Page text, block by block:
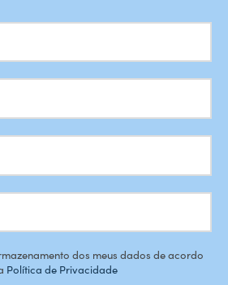
dos meus dados de acordo
Política de Privacidade